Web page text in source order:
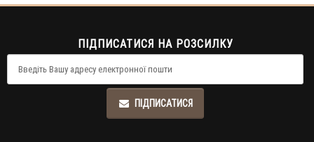
ПІДПИСАТИСЯ НА РОЗСИЛКУ
ПІДПИСАТИСЯ